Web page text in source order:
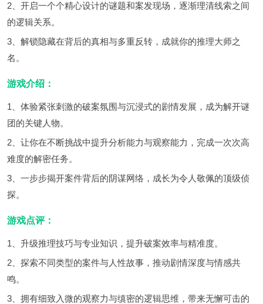
2、开启一个个精心设计的谜题和案发现场，逐渐理清线索之间
的逻辑关系。
3、解锁隐藏在背后的真相与多重反转，成就你的推理大师之
名。
游戏介绍：
1、体验紧张刺激的破案氛围与沉浸式的剧情发展，成为解开谜
团的关键人物。
2、让你在不断挑战中提升分析能力与观察能力，完成一次次高
难度的解密任务。
3、一步步揭开案件背后的阴谋网络，成长为令人敬佩的顶级侦
探。
游戏点评：
1、升级推理技巧与专业知识，提升破案效率与精准度。
2、探索不同类型的案件与人性故事，推动剧情深度与情感共
鸣。
3、拥有细致入微的观察力与缜密的逻辑思维，带来无懈可击的